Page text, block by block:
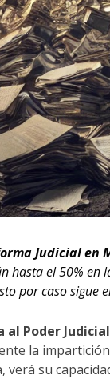
Judicial
hasta el 50% en
por caso sigue
al Poder Judicial
la
verá su